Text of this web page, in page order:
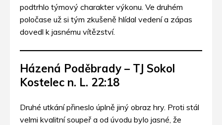
podtrhlo týmový charakter výkonu. Ve druhém
poločase už si tým zkušeně hlídal vedení a zápas
dovedl k jasnému vítězství.
Házená Poděbrady – TJ Sokol
Kostelec n. L. 22:18
Druhé utkání přineslo úplně jiný obraz hry. Proti stál
velmi kvalitní soupeř a od úvodu bylo jasné, že